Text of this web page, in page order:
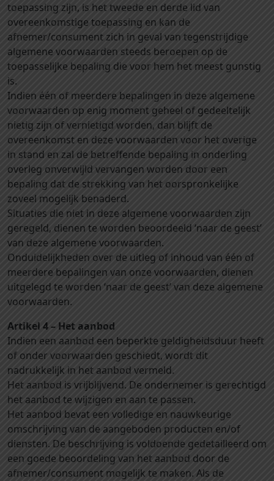
toepassing zijn, is het tweede en derde lid van
overeenkomstige toepassing en kan de
afnemer/consument zich in geval van tegenstrijdige
algemene voorwaarden steeds beroepen op de
toepasselijke bepaling die voor hem het meest gunstig
is.
Indien één of meerdere bepalingen in deze algemene
voorwaarden op enig moment geheel of gedeeltelijk
nietig zijn of vernietigd worden, dan blijft de
overeenkomst en deze voorwaarden voor het overige
in stand en zal de betreffende bepaling in onderling
overleg onverwijld vervangen worden door een
bepaling dat de strekking van het oorspronkelijke
zoveel mogelijk benaderd.
Situaties die niet in deze algemene voorwaarden zijn
geregeld, dienen te worden beoordeeld ‘naar de geest’
van deze algemene voorwaarden.
Onduidelijkheden over de uitleg of inhoud van één of
meerdere bepalingen van onze voorwaarden, dienen
uitgelegd te worden ‘naar de geest’ van deze algemene
voorwaarden.
Artikel 4 – Het aanbod
Indien een aanbod een beperkte geldigheidsduur heeft
of onder voorwaarden geschiedt, wordt dit
nadrukkelijk in het aanbod vermeld.
Het aanbod is vrijblijvend. De ondernemer is gerechtigd
het aanbod te wijzigen en aan te passen.
Het aanbod bevat een volledige en nauwkeurige
omschrijving van de aangeboden producten en/of
diensten. De beschrijving is voldoende gedetailleerd om
een goede beoordeling van het aanbod door de
afnemer/consument mogelijk te maken. Als de